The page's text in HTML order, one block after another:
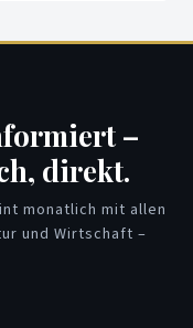
–
direkt.
monatlich mit allen
und Wirtschaft –